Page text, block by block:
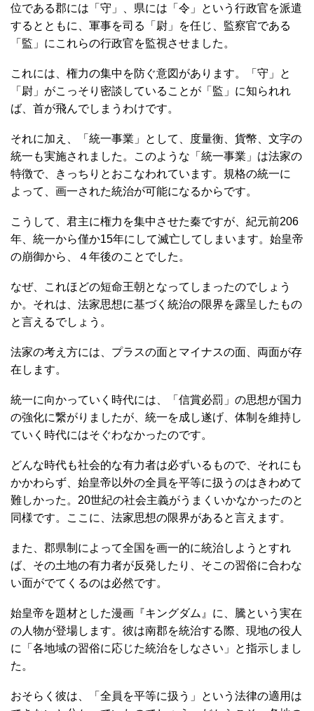
位である郡には「守」、県には「令」という行政官を派遣
するとともに、軍事を司る「尉」を任じ、監察官である
「監」にこれらの行政官を監視させました。
これには、権力の集中を防ぐ意図があります。「守」と
「尉」がこっそり密談していることが「監」に知られれ
ば、首が飛んでしまうわけです。
それに加え、「統一事業」として、度量衡、貨幣、文字の
統一も実施されました。このような「統一事業」は法家の
特徴で、きっちりとおこなわれています。規格の統一に
よって、画一された統治が可能になるからです。
こうして、君主に権力を集中させた秦ですが、紀元前206
年、統一から僅か15年にして滅亡してしまいます。始皇帝
の崩御から、４年後のことでした。
なぜ、これほどの短命王朝となってしまったのでしょう
か。それは、法家思想に基づく統治の限界を露呈したもの
と言えるでしょう。
法家の考え方には、プラスの面とマイナスの面、両面が存
在します。
統一に向かっていく時代には、「信賞必罰」の思想が国力
の強化に繋がりましたが、統一を成し遂げ、体制を維持し
ていく時代にはそぐわなかったのです。
どんな時代も社会的な有力者は必ずいるもので、それにも
かかわらず、始皇帝以外の全員を平等に扱うのはきわめて
難しかった。20世紀の社会主義がうまくいかなかったのと
同様です。ここに、法家思想の限界があると言えます。
また、郡県制によって全国を画一的に統治しようとすれ
ば、その土地の有力者が反発したり、そこの習俗に合わな
い面がでてくるのは必然です。
始皇帝を題材とした漫画『キングダム』に、騰という実在
の人物が登場します。彼は南郡を統治する際、現地の役人
に「各地域の習俗に応じた統治をしなさい」と指示しまし
た。
おそらく彼は、「全員を平等に扱う」という法律の適用は